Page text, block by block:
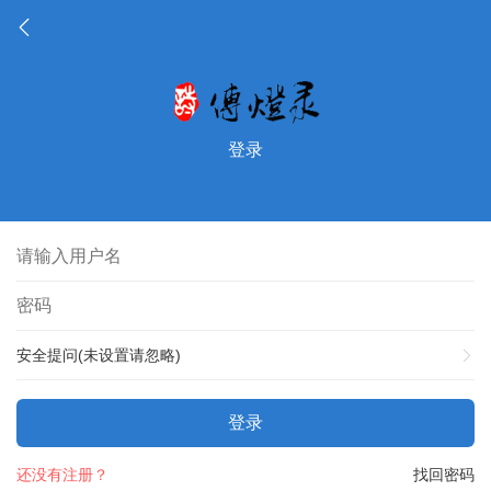
登录
安全提问(未设置请忽略)
登录
找回密码
还没有注册？